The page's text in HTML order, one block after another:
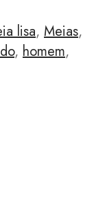
lisa, Meias,
, homem,